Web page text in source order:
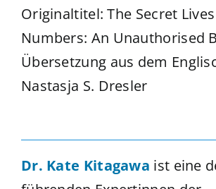
Originaltitel: The Secret
Numbers: An Unauthorised
Übersetzung aus dem
Nastasja S. Dresler
Dr. Kate Kitagawa ist eine